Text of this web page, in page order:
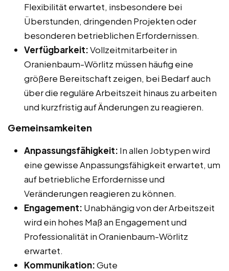
Flexibilität erwartet, insbesondere bei
Überstunden, dringenden Projekten oder
besonderen betrieblichen Erfordernissen.
Verfügbarkeit:Vollzeitmitarbeiter in
Oranienbaum-Wörlitz müssen häufig eine
größere Bereitschaft zeigen, bei Bedarf auch
über die reguläre Arbeitszeit hinaus zu arbeiten
und kurzfristig auf Änderungen zu reagieren.
Gemeinsamkeiten
Anpassungsfähigkeit: In allen Jobtypen wird
eine gewisse Anpassungsfähigkeit erwartet, um
auf betriebliche Erfordernisse und
Veränderungen reagieren zu können.
Engagement: Unabhängig von der Arbeitszeit
wird ein hohes Maß an Engagement und
Professionalität in Oranienbaum-Wörlitz
erwartet.
Kommunikation:Gute